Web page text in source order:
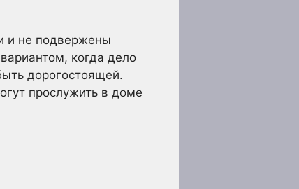
и не подвержены
когда дело
дорогостоящей.
прослужить в доме